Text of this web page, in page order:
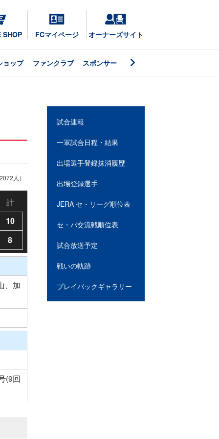
SHOP FCマイページ オーナーズサイト
ョップ ファンクラブ スポンサー
人）
計
10
8
、加
(9回
試合速報
一軍試合日程・結果
出場選手登録抹消履歴
出場登録選手
JERA セ・リーグ順位表
セ・パ交流戦順位表
試合放送予定
戦いの軌跡
プレイバックギャラリー